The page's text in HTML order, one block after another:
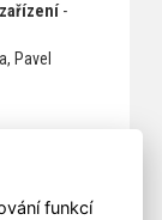
-
Pavel
funkcí